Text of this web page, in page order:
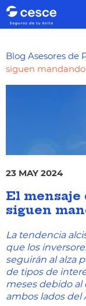
Blog Asesores de
siguen
23 MAY 2024
El mensaje
siguen
La tendencia
que los
seguirán al alza
de tipos de
meses debido
ambos lados del